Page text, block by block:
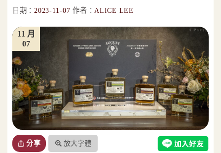
日期：2023-11-07 作者：ALICE LEE
07
11 月
分享 放大字體